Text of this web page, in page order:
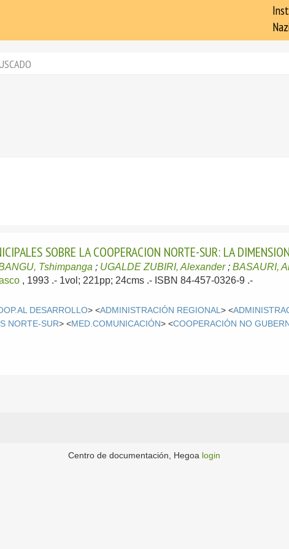
SOBRE LA COOPERACION NORTE-SUR: LA
Tshimpanga ; UGALDE ZUBIRI, Alexander;BASAURI,
, 1993 .- 1vol; 221pp; 24cms .- ISBN 84-457-0326-9 .-
DESARROLLO> <ADMINISTRACIÓN REGIONAL> <
NORTE-SUR> <MED.COMUNICACIÓN> <COOPERACIÓN NO
Centro de documentación, Hegoa login